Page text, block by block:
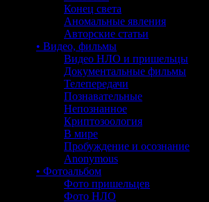
Конец света
Аномальные явления
Авторские статьи
• Видео, фильмы
Видео НЛО и пришельцы
Документальные фильмы
Телепередачи
Познавательные
Непознанное
Криптозоология
В мире
Пробуждение и осознание
Anonymous
• Фотоальбом
Фото пришельцев
Фото НЛО